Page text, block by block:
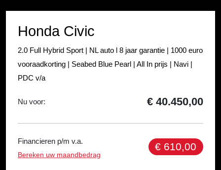
Honda Civic
2.0 Full Hybrid Sport | NL auto l 8 jaar garantie | 1000 euro
vooraadkorting | Seabed Blue Pearl | All In prijs | Navi |
PDC v/a
Nu voor: € 40.450,00
Financieren p/m v.a. € 610,00
Bereken uw maandbedrag